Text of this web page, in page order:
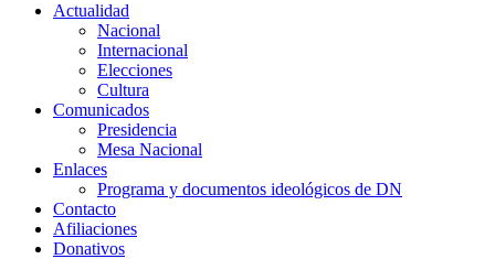
Actualidad
Nacional
Internacional
Elecciones
Cultura
Comunicados
Presidencia
Mesa Nacional
Enlaces
Programa y documentos ideológicos de DN
Contacto
Afiliaciones
Donativos